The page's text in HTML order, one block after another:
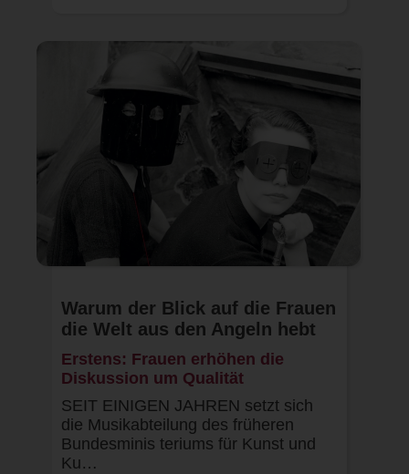
Warum der Blick auf die Frauen
die Welt aus den Angeln hebt
Erstens: Frauen erhöhen die
Diskussion um Qualität
SEIT EINIGEN JAHREN setzt sich
die Musikabteilung des früheren
Bundesminis teriums für Kunst und
Ku…